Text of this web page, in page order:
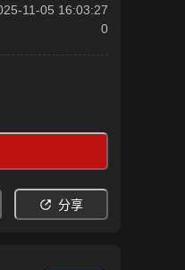
11-05 16:03:27
0
分享